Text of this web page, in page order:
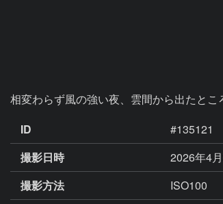
相変わらず風の強い夜、雲間から出たとこ
ID
#135121
撮影日時
2026年4
撮影方法
ISO100